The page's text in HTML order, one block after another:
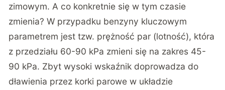
zimowym. A co konkretnie się w tym czasie
zmienia? W przypadku benzyny kluczowym
parametrem jest tzw. prężność par (lotność), która
z przedziału 60-90 kPa zmieni się na zakres 45-
90 kPa. Zbyt wysoki wskaźnik doprowadza do
dławienia przez korki parowe w układzie